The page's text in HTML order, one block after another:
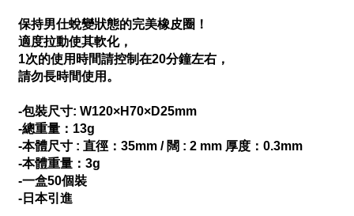
保持男仕蛻變狀態的完美橡皮圈！
適度拉動使其軟化，
1次的使用時間請控制在20分鐘左右，
請勿長時間使用。
-包裝尺寸: W120×H70×D25mm
-總重量：13g
-本體尺寸 : 直徑：35mm / 闊 : 2 mm 厚度：0.3mm
-本體重量：3g
-一盒50個裝
-日本引進